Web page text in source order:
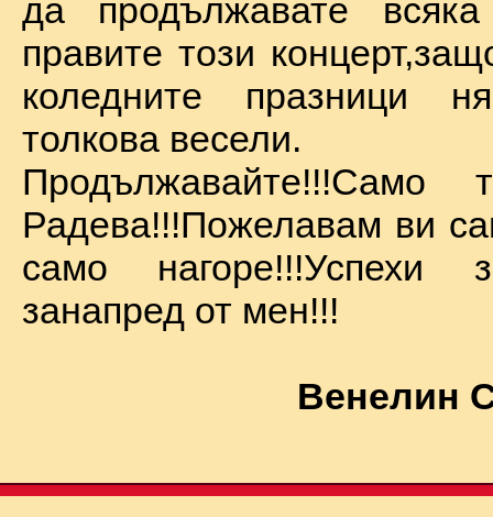
да продължавате
правите този
коледните празници
толкова весели.
Продължавайте!!!Само
Радева!!!Пожелавам ви
само
занапред от мен!!!
Венелин